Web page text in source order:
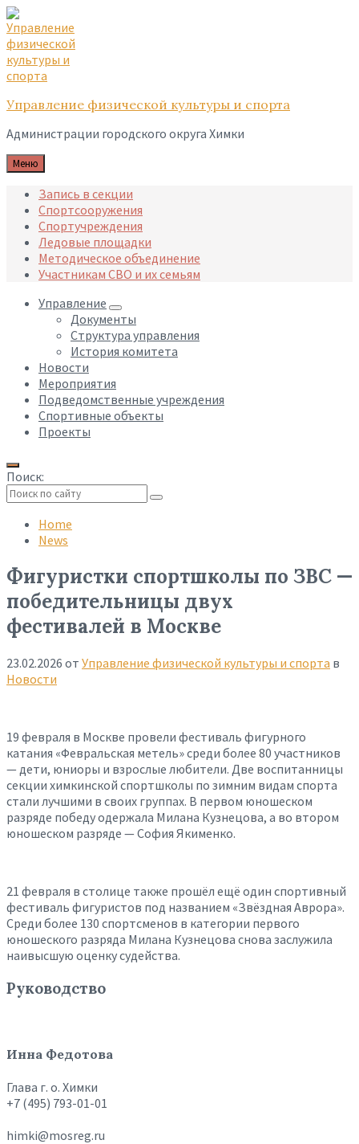
Skip
to
content
Skip
to
main
navigation
Skip
to
footer
Управление физической культуры и спорта
Администрации городского округа Химки
Меню
Запись в секции
Спортсооружения
Спортучреждения
Ледовые площадки
Методическое объединение
Участникам СВО и их семьям
Управление
Документы
Структура управления
История комитета
Новости
Мероприятия
Подведомственные учреждения
Спортивные объекты
Проекты
Поиск:
search
Home
News
Фигуристки спортшколы по ЗВС —
победительницы двух
фестивалей в Москве
23.02.2026 от Управление физической культуры и спорта в
Новости
19 февраля в Москве провели фестиваль фигурного
катания «Февральская метель» среди более 80 участников
— дети, юниоры и взрослые любители. Две воспитанницы
секции химкинской спортшколы по зимним видам спорта
стали лучшими в своих группах. В первом юношеском
разряде победу одержала Милана Кузнецова, а во втором
юношеском разряде — София Якименко.
21 февраля в столице также прошёл ещё один спортивный
фестиваль фигуристов под названием «Звёздная Аврора».
Среди более 130 спортсменов в категории первого
юношеского разряда Милана Кузнецова снова заслужила
наивысшую оценку судейства.
Руководство
Инна Федотова
Глава г. о. Химки
+7 (495) 793-01-01
himki@mosreg.ru